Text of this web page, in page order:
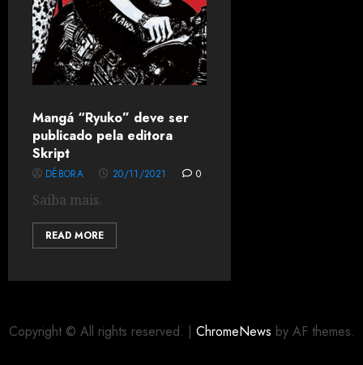
Mangá “Ryuko” deve ser
publicado pela editora
Skript
DÉBORA 20/11/2021 0
Saiba mais.
READ MORE
Copyright © All rights reserved. | ChromeNews by AF themes.